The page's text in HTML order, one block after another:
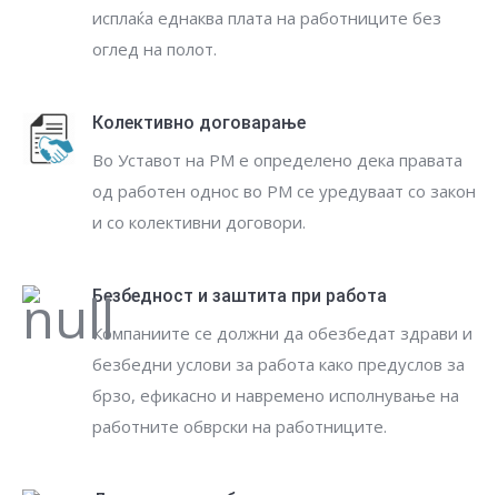
исплаќа еднаква плата на работниците без
оглед на полот.
Колективно договарање
Во Уставот на РМ е определено дека правата
од работен однос во РМ се уредуваат со закон
и со колективни договори.
Безбедност и заштита при работа
Компаниите се должни да обезбедат здрави и
безбедни услови за работа како предуслов за
брзо, ефикасно и навремено исполнување на
работните обврски на работниците.